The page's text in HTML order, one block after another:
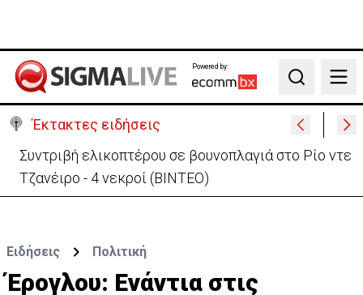
Powered by:
Search
Έκτακτες ειδήσεις
Στις φλόγες όχημα δίπλα σε χωράφι στη Λάρνακα -
Πρόλαβαν τα χειρότερα
Ειδήσεις Πολιτική
Έρογλου: Eνάντια στις